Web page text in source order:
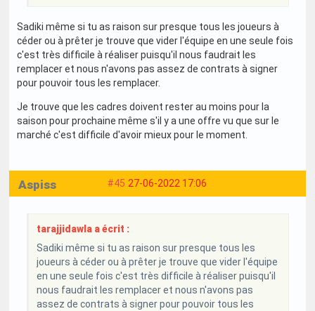
Sadiki même si tu as raison sur presque tous les joueurs à
céder ou à prêter je trouve que vider l'équipe en une seule fois
c'est très difficile à réaliser puisqu'il nous faudrait les
remplacer et nous n'avons pas assez de contrats à signer
pour pouvoir tous les remplacer.
Je trouve que les cadres doivent rester au moins pour la
saison pour prochaine même s'il y a une offre vu que sur le
marché c'est difficile d'avoir mieux pour le moment.
#45 27-06-2022 17:06
Aspiss
tarajjidawla a écrit :
Sadiki même si tu as raison sur presque tous les
joueurs à céder ou à prêter je trouve que vider l'équipe
en une seule fois c'est très difficile à réaliser puisqu'il
nous faudrait les remplacer et nous n'avons pas
assez de contrats à signer pour pouvoir tous les